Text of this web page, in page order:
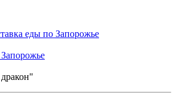
еды по Запорожье